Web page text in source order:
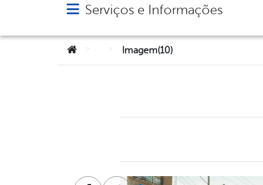
Abrir menu principal de navegação
Serviços e Informações
Você está aqui:Imagem(10)